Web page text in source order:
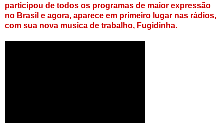
participou de todos os programas de maior expressão
no Brasil e agora, aparece em primeiro lugar nas rádios,
com sua nova musica de trabalho, Fugidinha.